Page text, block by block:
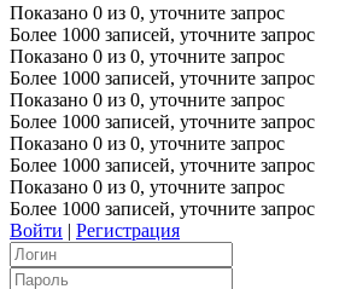
Показано 0 из 0, уточните запрос
Более 1000 записей, уточните запрос
Показано 0 из 0, уточните запрос
Более 1000 записей, уточните запрос
Показано 0 из 0, уточните запрос
Более 1000 записей, уточните запрос
Показано 0 из 0, уточните запрос
Более 1000 записей, уточните запрос
Показано 0 из 0, уточните запрос
Более 1000 записей, уточните запрос
Войти | Регистрация